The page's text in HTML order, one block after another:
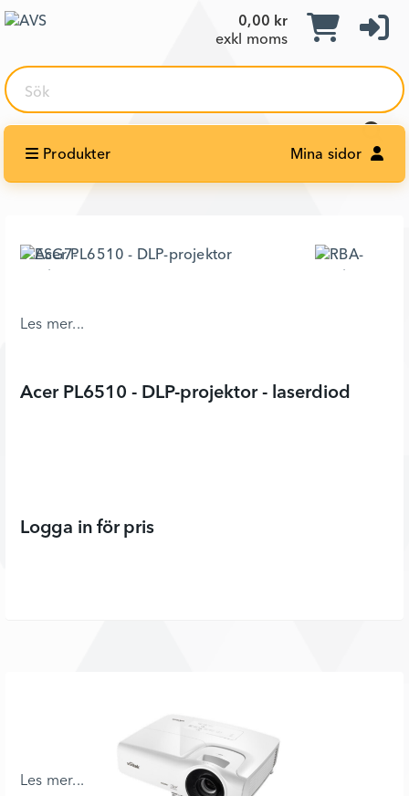
0,00 kr
exkl moms
Sök
Produkter Mina sidor
Acer PL6510 - DLP-projektor - laserdiod
Logga in för pris